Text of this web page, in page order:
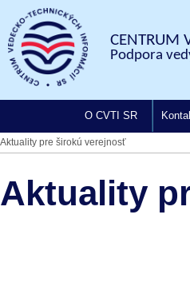
CENTRUM
Podpora
O CVTI SR
Aktuality pre širokú verejnosť
Aktuality